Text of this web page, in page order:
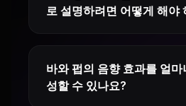
로 설명하려면 어떻게 해야
바와 펍의 음향 효과를 얼마
성할 수 있나요?